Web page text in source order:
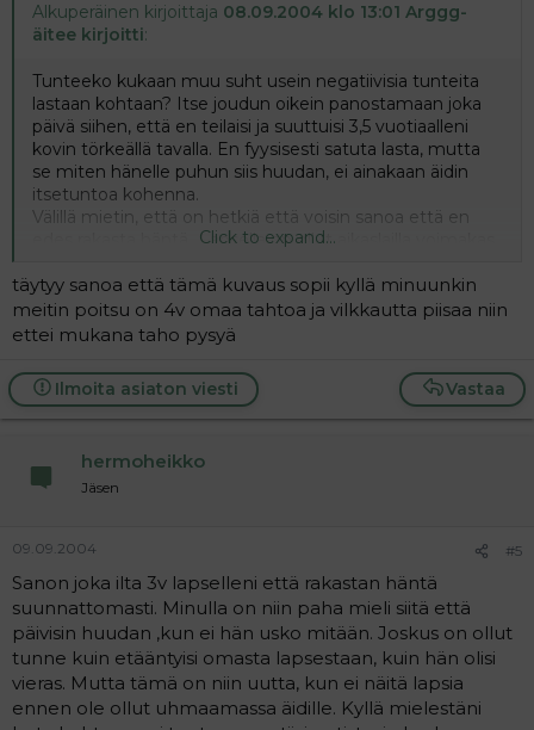
Alkuperäinen kirjoittaja 08.09.2004 klo 13:01 Arggg-
äitee kirjoitti:
Tunteeko kukaan muu suht usein negatiivisia tunteita
lastaan kohtaan? Itse joudun oikein panostamaan joka
päivä siihen, että en teilaisi ja suuttuisi 3,5 vuotiaalleni
kovin törkeällä tavalla. En fyysisesti satuta lasta, mutta
se miten hänelle puhun siis huudan, ei ainakaan äidin
itsetuntoa kohenna.
Välillä mietin, että on hetkiä että voisin sanoa että en
edes rakasta häntä...Lapsella on ollut aikaslailla voimakas
vielä väsynyt, niin kyllä siinä on vanhemmilla keinoissa
keksiminen.
ihmisenä kasvattavia pikku vintiöitä, siis riiviöitä?
Click to expand...
täytyy sanoa että tämä kuvaus sopii kyllä minuunkin
meitin poitsu on 4v omaa tahtoa ja vilkkautta piisaa niin
ettei mukana taho pysyä
Vastaa
Ilmoita asiaton viesti
hermoheikko
Jäsen
09.09.2004 #5
Sanon joka ilta 3v lapselleni että rakastan häntä
suunnattomasti. Minulla on niin paha mieli siitä että
päivisin huudan ,kun ei hän usko mitään. Joskus on ollut
tunne kuin etääntyisi omasta lapsestaan, kuin hän olisi
vieras. Mutta tämä on niin uutta, kun ei näitä lapsia
ennen ole ollut uhmaamassa äidille. Kyllä mielestäni